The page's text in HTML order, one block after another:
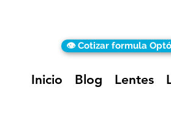
👁️ Cotizar formula
Inicio Blog Lentes